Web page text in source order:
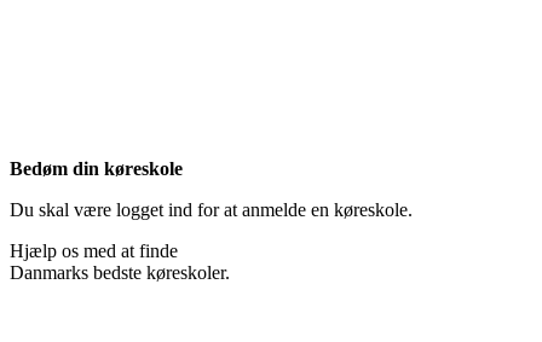
Bedøm din køreskole
Du skal være logget ind for at anmelde en køreskole.
Hjælp os med at finde
Danmarks bedste køreskoler.